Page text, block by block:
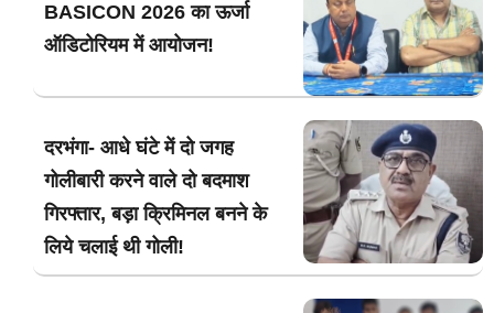
BASICON 2026 का ऊर्जा
ऑडिटोरियम में आयोजन!
दरभंगा- आधे घंटे में दो जगह
गोलीबारी करने वाले दो बदमाश
गिरफ्तार, बड़ा क्रिमिनल बनने के
लिये चलाई थी गोली!